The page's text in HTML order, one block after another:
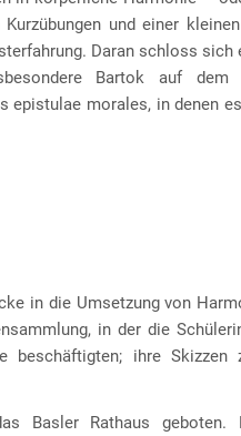
und einer
Daran schloss sich
Bartok auf dem
epistulae morales, in denen
in die Umsetzung von
in der die
ihre Skizzen
Basler Rathaus geboten.